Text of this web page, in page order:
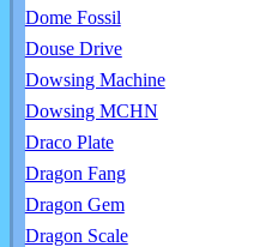
Dome Fossil
Douse Drive
Dowsing Machine
Dowsing MCHN
Draco Plate
Dragon Fang
Dragon Gem
Dragon Scale